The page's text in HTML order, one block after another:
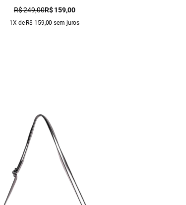
R$ 249,00R$ 159,00
1X de R$ 159,00 sem juros